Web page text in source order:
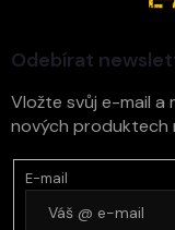
Odebírat
Vložte svůj e-mail a
nových produktech
E-mail